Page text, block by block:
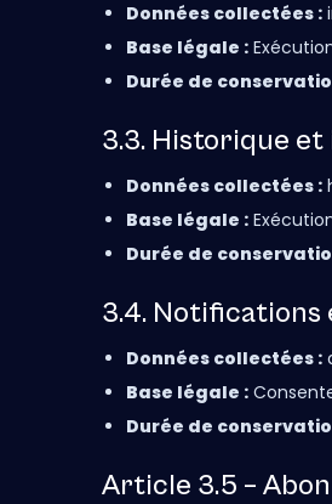
Données collectées :
Base légale :
Durée de
3.3. Historique
Données collectées :
Base légale :
Durée de
3.4. Notifications
Données collectées :
Base légale :
Durée de
Article 3.5 –